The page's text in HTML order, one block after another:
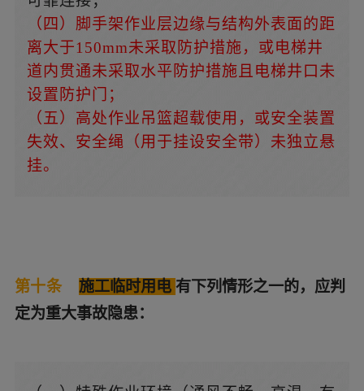
（四）脚手架作业层边缘与结构外表面的距
离大于150mm未采取防护措施，或电梯井
道内贯通未采取水平防护措施且电梯井口未
设置防护门；
（五）高处作业吊篮超载使用，或安全装置
失效、安全绳（用于挂设安全带）未独立悬
挂。
第十条 施工临时用电有下列情形之一的，应判
定为重大事故隐患：